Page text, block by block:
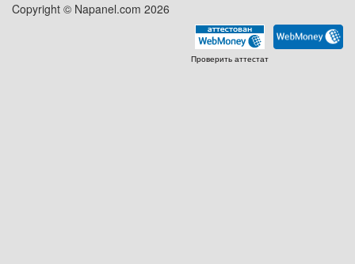
Copyright © Napanel.com 2026
Проверить аттестат